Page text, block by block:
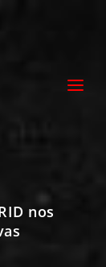
nos